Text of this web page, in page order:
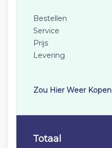
Bestellen
Service
Prijs
Levering
Zou Hier Weer Kopen
Totaal